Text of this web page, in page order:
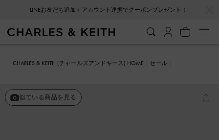
CHARLES & KEITH (チャールズアンドキース) HOME
セール
似ている商品を見る